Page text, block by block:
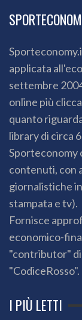
applicata
settembre
online più
quanto
library di circa
Sporteconomy
contenuti, con
giornalistiche
stampata e tv).
Fornisce
economico-
"contributor" di
"CodiceRosso".
I PIÙ LETTI